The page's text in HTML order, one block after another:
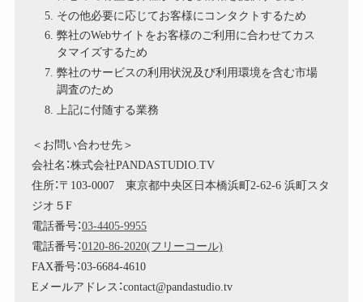
その他必要に応じてお客様にコンタクトするため
弊社のWebサイトをお客様のご利用に合わせてカス
タマイズするため
弊社のサービスの利用状況及び利用環境を含む市場
調査のため
上記に付随する業務
＜お問い合わせ先＞
会社名：株式会社PANDASTUDIO.TV
住所：〒103-0007 東京都中央区日本橋浜町2-62-6 浜町スタ
ジオ５F
電話番号：03-4405-9955
電話番号：0120-86-2020(フリーコール)
FAX番号：03-6684-4610
Eメールアドレス：contact@pandastudio.tv